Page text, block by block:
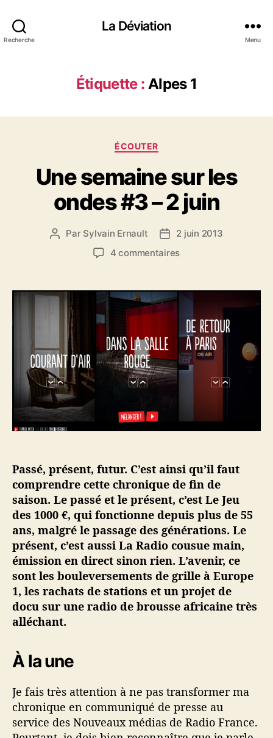
Recherche
La Déviation
Menu
Étiquette : Alpes 1
C
t
é
g
o
i
e
ÉCOUTER
Une semaine sur les
ondes #3 – 2 juin
A
r
’
a
r
t
i
c
l
Par Sylvain Ernault
D
a
e
l
a
r
t
i
2 juin 2013
4 commentairess
U
s
m
a
l
e
o
n
d
e
s
#
3
–
2
Passé, présent, futur. C’est ainsi qu’il faut
comprendre cette chronique de fin de
saison. Le passé et le présent, c’est Le Jeu
des 1000 €, qui fonctionne depuis plus de 55
ans, malgré le passage des générations. Le
présent, c’est aussi La Radio cousue main,
émission en direct sinon rien. L’avenir, ce
sont les bouleversements de grille à Europe
1, les rachats de stations et un projet de
docu sur une radio de brousse africaine très
alléchant.
À la une
Je fais très attention à ne pas transformer ma
chronique en communiqué de presse au
service des Nouveaux médias de Radio France.